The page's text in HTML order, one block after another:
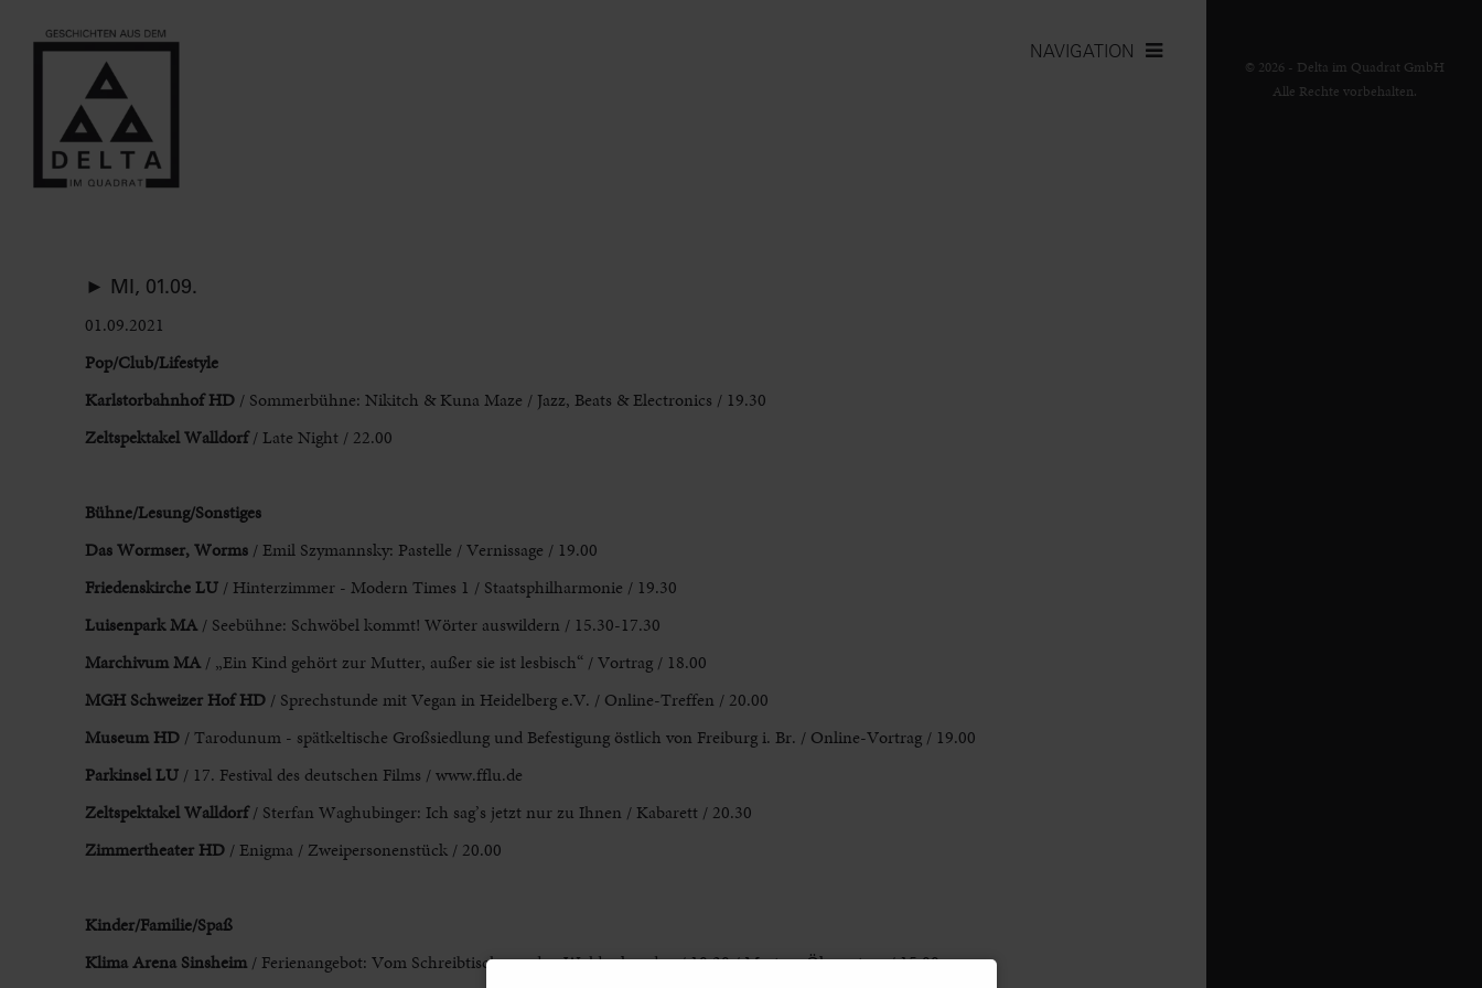
NAVIGATION
► MI, 01.09.
01.09.2021
Pop/Club/Lifestyle
Karlstorbahnhof HD / Sommerbühne: Nikitch & Kuna Maze / Jazz, Beats & Electronics / 19.30
Zeltspektakel Walldorf / Late Night / 22.00
Bühne/Lesung/Sonstiges
Das Wormser, Worms/ Emil Szymannsky: Pastelle / Vernissage / 19.00
Friedenskirche LU / Hinterzimmer - Modern Times 1 / Staatsphilharmonie / 19.30
Luisenpark MA / Seebühne: Schwöbel kommt! Wörterauswildern / 15.30-17.30
Marchivum MA/ „Ein Kind gehört zur Mutter, außer sie ist lesbisch“ / Vortrag / 18.00
MGH Schweizer Hof HD / Sprechstunde mit Vegan in Heidelberg e.V. / Online-Treffen / 20.00
Museum HD/ Tarodunum - spätkeltische Großsiedlung und Befestigung östlich von Freiburg i. Br. / Online-Vortrag / 19.00
Parkinsel LU/ 17. Festival des deutschen Films / www.fflu.de
Zeltspektakel Walldorf/ Sterfan Waghubinger: Ich sag’s jetzt nur zu Ihnen / Kabarett / 20.30
Zimmertheater HD / Enigma / Zweipersonenstück / 20.00
Kinder/Familie/Spaß
Klima Arena Sinsheim / Ferienangebot: Vom Schreibtisch aus den Wald erkunden / 10.30 / Mystery Ökosystem / 15.00
© 2026 - Delta im Quadrat GmbH
Alle Rechte vorbehalten.